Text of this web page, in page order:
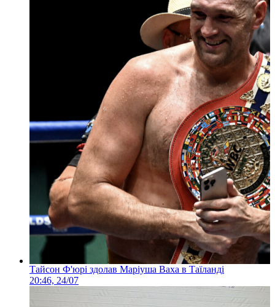
Тайсон Ф'юрі здолав Маріуша Ваха в Таїланді
20:46, 24/07